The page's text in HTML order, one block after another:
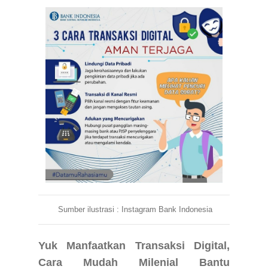
Sumber ilustrasi : Instagram Bank Indonesia
Yuk Manfaatkan Transaksi Digital,
Cara Mudah Milenial Bantu